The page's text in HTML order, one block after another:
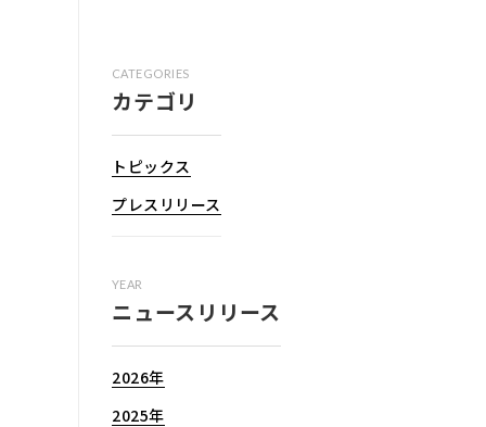
CATEGORIES
カテゴリ
トピックス
プレスリリース
YEAR
ニュースリリース
2026年
2025年